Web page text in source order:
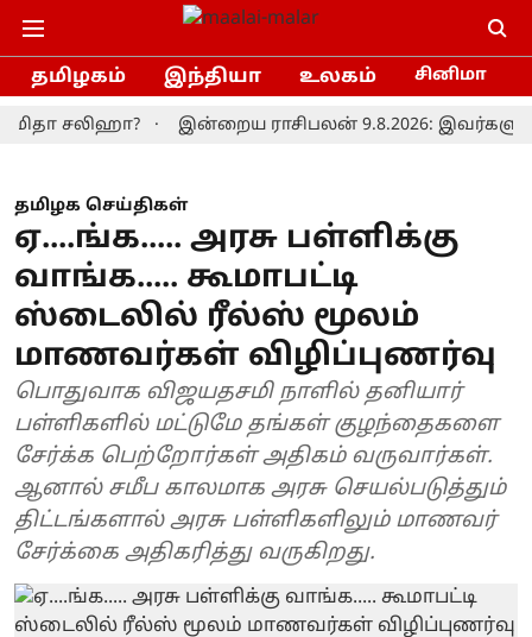
தமிழகம் இந்தியா உலகம் சினிமா
இன்றைய ராசிபலன் 9.8.2026: இவர்களுக்கு
தமிழக செய்திகள்
ஏ....ங்க..... அரசு பள்ளிக்கு
வாங்க..... கூமாபட்டி
ஸ்டைலில் ரீல்ஸ் மூலம்
மாணவர்கள் விழிப்புணர்வு
பொதுவாக விஜயதசமி நாளில் தனியார்
பள்ளிகளில் மட்டுமே தங்கள் குழந்தைகளை
சேர்க்க பெற்றோர்கள் அதிகம் வருவார்கள்.
ஆனால் சமீப காலமாக அரசு செயல்படுத்தும்
திட்டங்களால் அரசு பள்ளிகளிலும் மாணவர்
சேர்க்கை அதிகரித்து வருகிறது.